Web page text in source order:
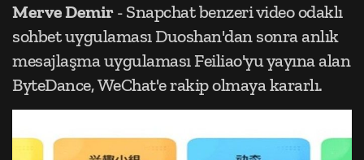
Merve Demir- Snapchat benzeri video odaklı
sohbet uygulaması Duoshan'dan sonra anlık
mesajlaşma uygulaması Feiliao'yu yayına alan
ByteDance, WeChat'e rakip olmaya kararlı.